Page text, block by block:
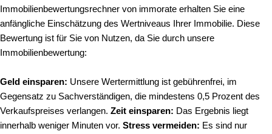
Immobilienbewertungsrechner von immorate erhalten Sie eine
anfängliche Einschätzung des Wertniveaus Ihrer Immobilie. Diese
Bewertung ist für Sie von Nutzen, da Sie durch unsere
Immobilienbewertung:
Geld einsparen: Unsere Wertermittlung ist gebührenfrei, im
Gegensatz zu Sachverständigen, die mindestens 0,5 Prozent des
Verkaufspreises verlangen. Zeit einsparen: Das Ergebnis liegt
innerhalb weniger Minuten vor. Stress vermeiden: Es sind nur